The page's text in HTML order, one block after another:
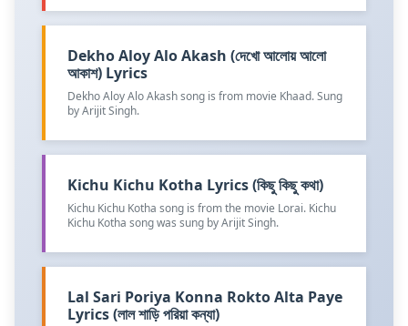
Dekho Aloy Alo Akash (দেখো আলোয় আলো
আকাশ) Lyrics
Dekho Aloy Alo Akash song is from movie Khaad. Sung
by Arijit Singh.
Kichu Kichu Kotha Lyrics (কিছু কিছু কথা)
Kichu Kichu Kotha song is from the movie Lorai. Kichu
Kichu Kotha song was sung by Arijit Singh.
Lal Sari Poriya Konna Rokto Alta Paye
Lyrics (লাল শাড়ি পরিয়া কন্যা)